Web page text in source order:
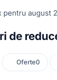
august
de
Oferte0